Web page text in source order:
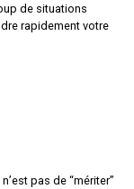
de situations
rapidement votre
pas de “mériter”